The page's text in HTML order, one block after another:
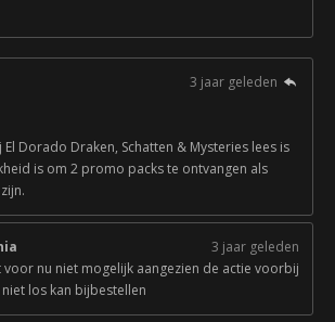
3 jaar geleden
Dorado Draken, Schatten & Mysteries lees is
is om 2 promo packs te ontvangen als
3 jaar geleden
voor nu niet mogelijk aangezien de actie voorbij
niet los kan bijbestellen